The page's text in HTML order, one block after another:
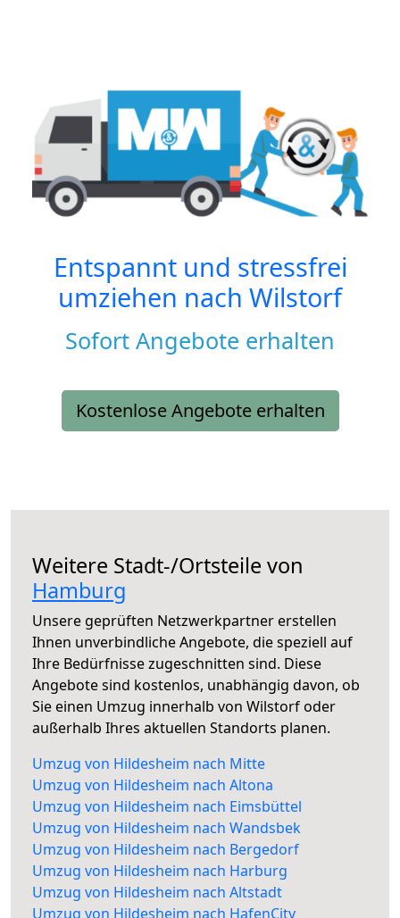
Entspannt und stressfrei
umziehen nach Wilstorf
Sofort Angebote erhalten
Kostenlose Angebote erhalten
Weitere Stadt-/Ortsteile von
Hamburg
Unsere geprüften Netzwerkpartner erstellen
Ihnen unverbindliche Angebote, die speziell auf
Ihre Bedürfnisse zugeschnitten sind. Diese
Angebote sind kostenlos, unabhängig davon, ob
Sie einen Umzug innerhalb von Wilstorf oder
außerhalb Ihres aktuellen Standorts planen.
Umzug von Hildesheim nach Mitte
Umzug von Hildesheim nach Altona
Umzug von Hildesheim nach Eimsbüttel
Umzug von Hildesheim nach Wandsbek
Umzug von Hildesheim nach Bergedorf
Umzug von Hildesheim nach Harburg
Umzug von Hildesheim nach Altstadt
Umzug von Hildesheim nach HafenCity